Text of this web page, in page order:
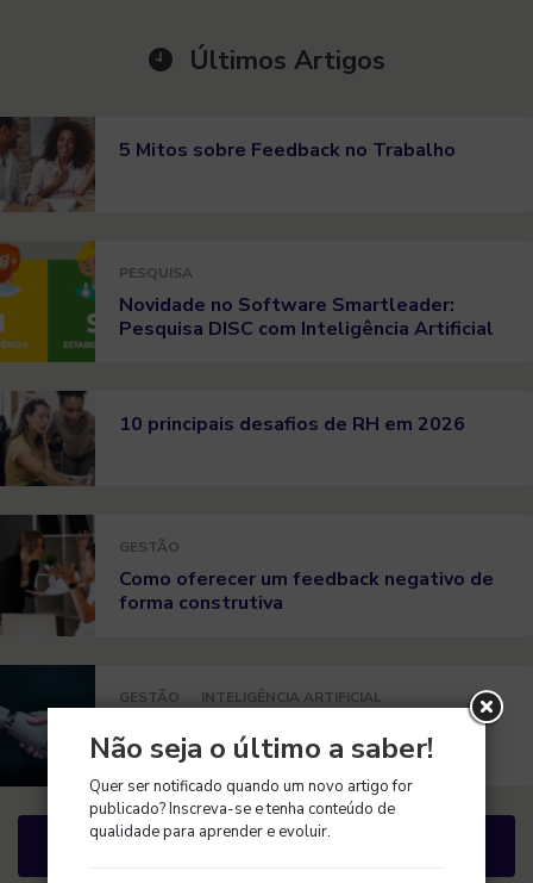
Últimos Artigos
5 Mitos sobre Feedback no Trabalho
PESQUISA
Novidade no Software Smartleader:
Pesquisa DISC com Inteligência Artificial
10 principais desafios de RH em 2026
GESTÃO
Como oferecer um feedback negativo de
forma construtiva
GESTÃO INTELIGÊNCIA ARTIFICIAL
Seu guia para usar IA para avaliações de
desempenho
Mais Artigos
Não seja o último a saber!
Quer ser notificado quando um novo artigo for
publicado? Inscreva-se e tenha conteúdo de
qualidade para aprender e evoluir.